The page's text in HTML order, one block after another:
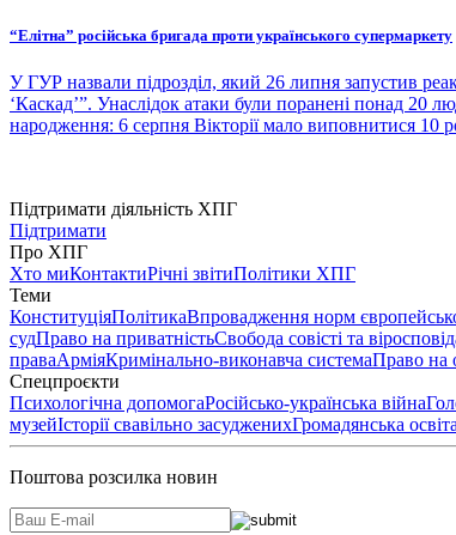
“Елітна” російська бригада проти українського супермаркету
У ГУР назвали підрозділ, який 26 липня запустив
‘Каскад’”. Унаслідок атаки були поранені понад 20
народження: 6 серпня Вікторії мало виповнитися 10
Підтримати діяльність ХПГ
Підтримати
Про ХПГ
Хто миКонтактиРічні звітиПолітики ХПГ
Теми
КонституціяПолітикаВпровадження норм
судПраво на приватністьСвобода совісті та
праваАрміяКримінально-виконавча системаПраво на
Спецпроєкти
Психологічна допомогаРосійсько-українська війна
музейІсторії свавільно засудженихГромадянська освіта
Поштова розсилка новин